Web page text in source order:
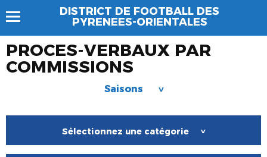
DISTRICT DE FOOTBALL DES
PYRENEES-ORIENTALES
PROCES-VERBAUX PAR
COMMISSIONS
Saisons >
Sélectionnez une catégorie >